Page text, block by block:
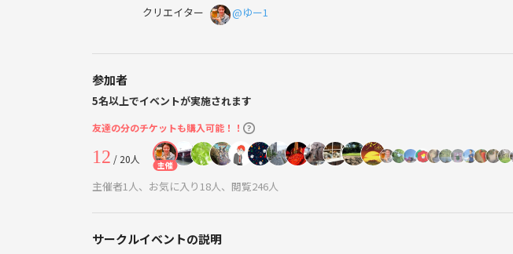
クリエイター
@ゆー1
参加者
5名以上でイベントが実施されます
友達の分のチケットも購入可能！！
12 / 20人 主催
主催者1人、お気に入り18人、閲覧246人
サークルイベントの説明